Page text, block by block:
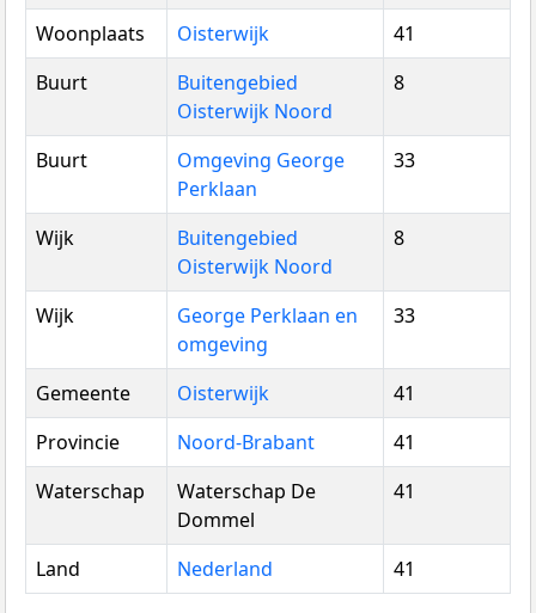
Woonplaats
Oisterwijk
41
Buurt
Buitengebied
Oisterwijk Noord
8
Buurt
Omgeving George
Perklaan
33
Wijk
Buitengebied
Oisterwijk Noord
8
Wijk
George Perklaan en
omgeving
33
Gemeente Oisterwijk
41
Provincie
Noord-Brabant
41
Waterschap
Waterschap De
Dommel
41
Land Nederland 41